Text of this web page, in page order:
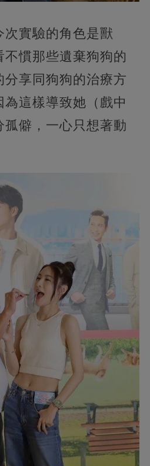
實驗的角色是獸
慣那些遺棄狗狗的
分享同狗狗的治療方
這樣導致她（戲中
僻，一心只想著動